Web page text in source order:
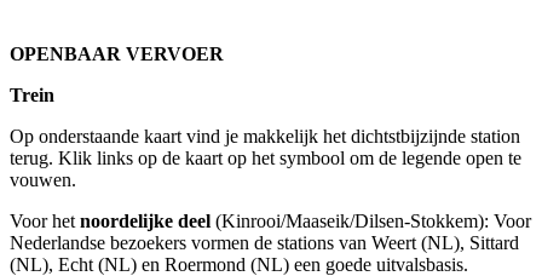
OPENBAAR VERVOER
Trein
Op onderstaande kaart vind je makkelijk het dichtstbijzijnde station
terug. Klik links op de kaart op het symbool om de legende open te
vouwen.
Voor het noordelijke deel (Kinrooi/Maaseik/Dilsen-Stokkem): Voor
Nederlandse bezoekers vormen de stations van Weert (NL), Sittard
(NL), Echt (NL) en Roermond (NL) een goede uitvalsbasis.